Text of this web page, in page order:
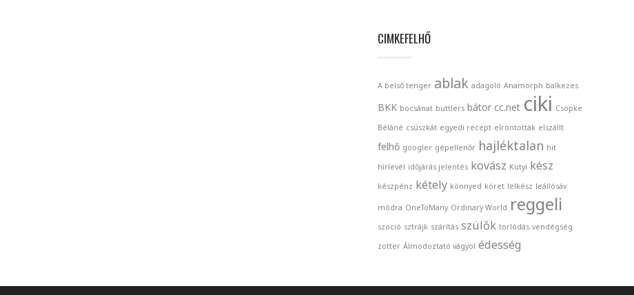
CIMKEFELHŐ
A belső tenger ablak adagoló Anamorph balkezes
BKK bocsánat buttlers bátor cc.net ciki Csöpke
Béláné csúszkát egyedi recept elrontották elszállt
felhő googler gépellenőr hajléktalan hit
hírlevél időjárás jelentés kovász Kutyi kész
készpénz kétely könnyed köret lelkész leállósáv
módra OneToMany Ordinary World reggeli
szoció sztrájk szárítás szülők torlódás vendégség
zotter Álmodoztató vágyol édesség